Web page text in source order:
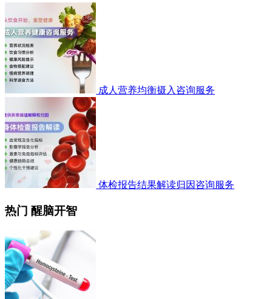
成人营养均衡摄入咨询服务
体检报告结果解读归因咨询服务
热门 醒脑开智